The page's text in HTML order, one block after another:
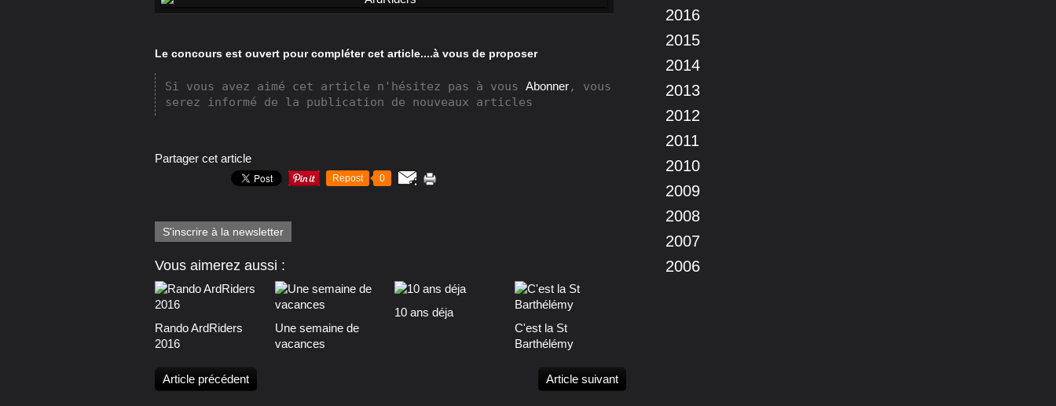
Le concours est ouvert pour compléter cet article....à vous de proposer
Si vous avez aimé cet article n'hésitez pas à vous Abonner, vous
serez informé de la publication de nouveaux articles
Partager cet article
Repost 0
S'inscrire à la newsletter
Vous aimerez aussi :
Rando ArdRiders
2016
Une semaine de
vacances
10 ans déja
C'est la St
Barthélémy
Article précédent Article suivant
2016
2015
2014
2013
2012
2011
2010
2009
2008
2007
2006